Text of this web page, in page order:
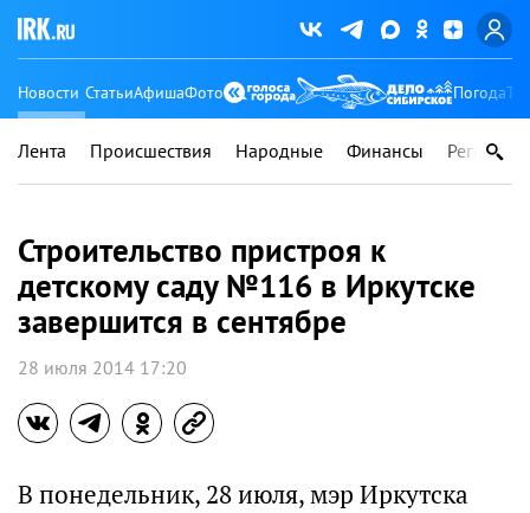
Новости СтатьиАфишаФото Погода
Лента Происшествия Народные Финансы Регионы
Строительство пристроя к
детскому саду №116 в Иркутске
завершится в сентябре
28 июля 2014 17:20
В понедельник, 28 июля, мэр Иркутска